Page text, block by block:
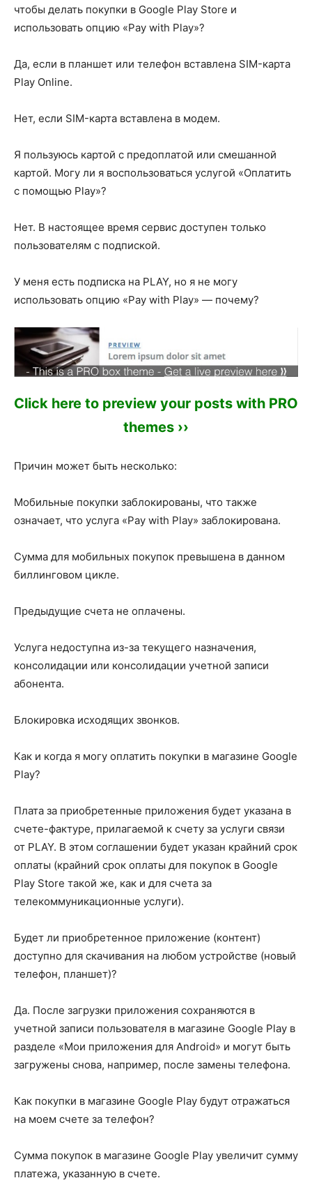
чтобы делать покупки в Google Play Store и
использовать опцию «Pay with Play»?
Да, если в планшет или телефон вставлена SIM-карта
Play Online.
Нет, если SIM-карта вставлена в модем.
Я пользуюсь картой с предоплатой или смешанной
картой. Могу ли я воспользоваться услугой «Оплатить
с помощью Play»?
Нет. В настоящее время сервис доступен только
пользователям с подпиской.
У меня есть подписка на PLAY, но я не могу
использовать опцию «Pay with Play» — почему?
Click here to preview your posts with PRO
themes ››
Причин может быть несколько:
Мобильные покупки заблокированы, что также
означает, что услуга «Pay with Play» заблокирована.
Сумма для мобильных покупок превышена в данном
биллинговом цикле.
Предыдущие счета не оплачены.
Услуга недоступна из-за текущего назначения,
консолидации или консолидации учетной записи
абонента.
Блокировка исходящих звонков.
Как и когда я могу оплатить покупки в магазине Google
Play?
Плата за приобретенные приложения будет указана в
счете-фактуре, прилагаемой к счету за услуги связи
от PLAY. В этом соглашении будет указан крайний срок
оплаты (крайний срок оплаты для покупок в Google
Play Store такой же, как и для счета за
телекоммуникационные услуги).
Будет ли приобретенное приложение (контент)
доступно для скачивания на любом устройстве (новый
телефон, планшет)?
Да. После загрузки приложения сохраняются в
учетной записи пользователя в магазине Google Play в
разделе «Мои приложения для Android» и могут быть
загружены снова, например, после замены телефона.
Как покупки в магазине Google Play будут отражаться
на моем счете за телефон?
Сумма покупок в магазине Google Play увеличит сумму
платежа, указанную в счете.